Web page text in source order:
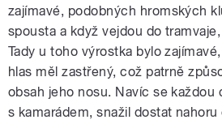
zajímavé, podobných hromských
spousta a když vejdou do
Tady u toho výrostka bylo
hlas měl zastřený, což patrně
obsah jeho nosu. Navíc se každou
s kamarádem, snažil dostat